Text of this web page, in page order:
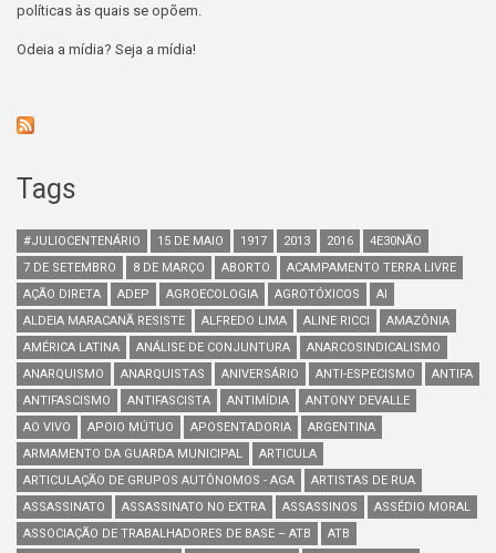
políticas às quais se opõem.
Odeia a mídia? Seja a mídia!
Tags
#JULIOCENTENÁRIO 15 DE MAIO 1917 2013 2016
4E30NÃO
7 DE SETEMBRO
8 DE MARÇO ABORTO
ACAMPAMENTO TERRA LIVRE
AÇÃO DIRETA
ADEP AGROECOLOGIA AGROTÓXICOS
AI
ALDEIA MARACANÃ RESISTE
ALFREDO LIMA ALINE RICCI
AMAZÔNIA
AMÉRICA LATINA
ANÁLISE DE CONJUNTURA
ANARCOSINDICALISMO
ANARQUISMO
ANARQUISTAS ANIVERSÁRIO ANTI-ESPECISMO
ANTIFA
ANTIFASCISMO
ANTIFASCISTA ANTIMÍDIA
ANTONY DEVALLE
AO VIVO
APOIO MÚTUO APOSENTADORIA
ARGENTINA
ARMAMENTO DA GUARDA MUNICIPAL
ARTICULA
ARTICULAÇÃO DE GRUPOS AUTÔNOMOS - AGA
ARTISTAS DE RUA
ASSASSINATO
ASSASSINATO NO EXTRA ASSASSINOS
ASSÉDIO MORAL
ASSOCIAÇÃO DE TRABALHADORES DE BASE – ATB
ATB